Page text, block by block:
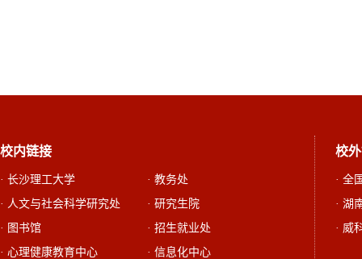
校内链接
· 长沙理工大学
· 教务处
· 人文与社会科学研究处
· 研究生院
· 图书馆
· 招生就业处
· 心理健康教育中心
· 信息化中心
校
· 全
· 湖
· 威